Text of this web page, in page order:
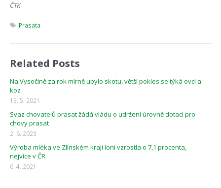
ČTK
Prasata
Related Posts
Na Vysočině za rok mírně ubylo skotu, větší pokles se týká ovcí a
koz
13. 5. 2021
Svaz chovatelů prasat žádá vládu o udržení úrovně dotací pro
chovy prasat
2. 6. 2023
Výroba mléka ve Zlínském kraji loni vzrostla o 7,1 procenta,
nejvíce v ČR
6. 4. 2021